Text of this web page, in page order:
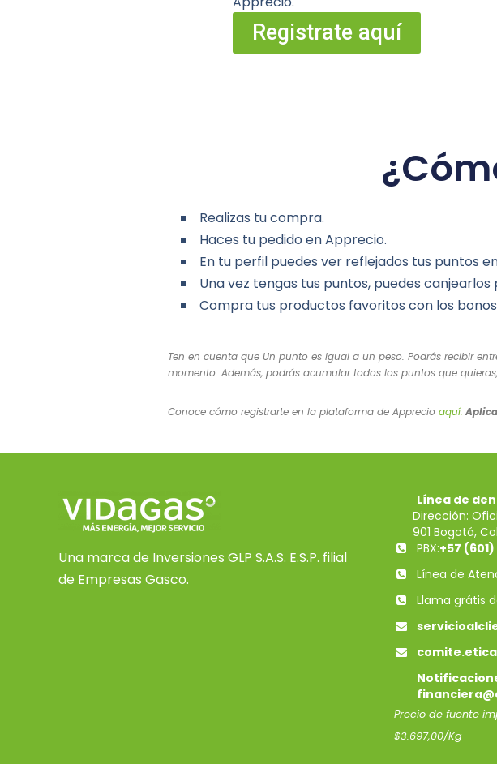
Registrate aquí
Realizas tu compra.
Haces tu pedido en Apprecio.
En tu perfil puedes ver reflejados tus puntos
Una vez tengas tus puntos, puedes
Compra tus productos favoritos con los
Ten en cuenta que Un punto es igual a un peso. Podrás recibir
momento. Además, podrás acumular todos los puntos que
Conoce cómo registrarte en la plataforma de Apprecio aquí.
Una marca de Inversiones GLP S.A.S. E.S.P. filial
de Empresas Gasco.
Línea de
Dirección:
901 Bogotá,
PBX:+57
Línea de
Llama grátis
Precio de fuente
$3.697,00/Kg